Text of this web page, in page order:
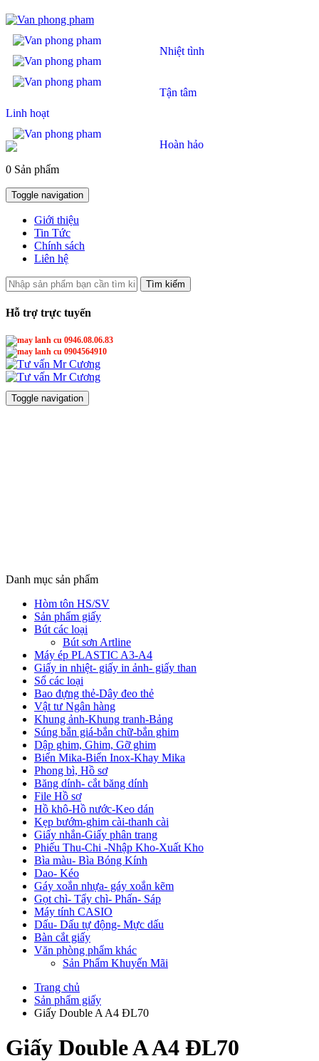
Nhiệt tình
Tận tâm
Linh hoạt
Hoàn hảo
0 Sản phẩm
Toggle navigation
Giới thiệu
Tin Tức
Chính sách
Liên hệ
Tìm kiếm
Hỗ trợ trực tuyến
0946.08.06.83
0904564910
Mr Cương
Mr Cương
Toggle navigation
Danh mục sản phẩm
Hòm tôn HS/SV
Sản phẩm giấy
Bút các loại
Bút sơn Artline
Máy ép PLASTIC A3-A4
Giấy in nhiệt- giấy in ảnh- giấy than
Sổ các loại
Bao đựng thẻ-Dây đeo thẻ
Vật tư Ngân hàng
Khung ảnh-Khung tranh-Bảng
Súng bắn giá-bắn chữ-bắn ghim
Dập ghim, Ghim, Gỡ ghim
Biển Mika-Biển Inox-Khay Mika
Phong bì, Hồ sơ
Băng dính- cắt băng dính
File Hồ sơ
Hồ khô-Hồ nước-Keo dán
Kẹp bướm-ghim cài-thanh cài
Giấy nhắn-Giấy phân trang
Phiếu Thu-Chi -Nhập Kho-Xuất Kho
Bìa màu- Bìa Bóng Kính
Dao- Kéo
Gáy xoắn nhựa- gáy xoắn kẽm
Gọt chì- Tẩy chì- Phấn- Sáp
Máy tính CASIO
Dấu- Dấu tự động- Mực dấu
Bàn cắt giấy
Văn phòng phẩm khác
Sản Phẩm Khuyến Mãi
Trang chủ
Sản phẩm giấy
Giấy Double A A4 ĐL70
Giấy Double A A4 ĐL70